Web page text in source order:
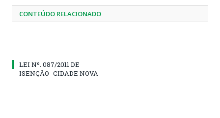
CONTEÚDO RELACIONADO
LEI Nº. 087/2011 DE
ISENÇÃO- CIDADE NOVA